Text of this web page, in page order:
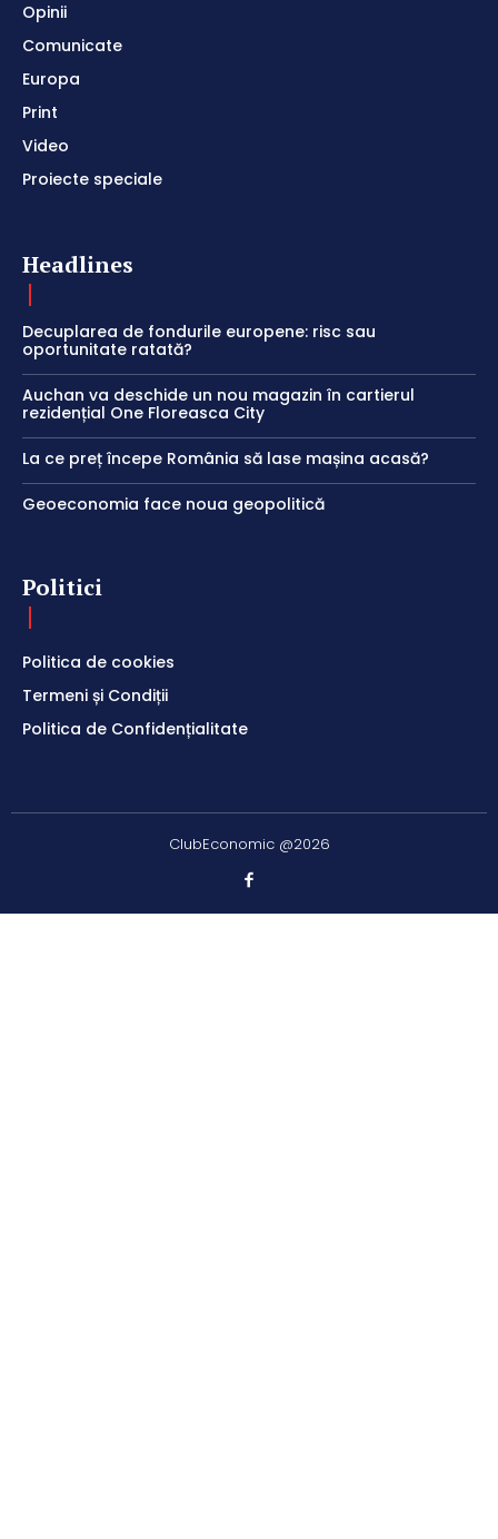
Opinii
Comunicate
Europa
Print
Video
Proiecte speciale
Headlines
Decuplarea de fondurile europene: risc sau
oportunitate ratată?
Auchan va deschide un nou magazin în cartierul
rezidențial One Floreasca City
La ce preț începe România să lase mașina acasă?
Geoeconomia face noua geopolitică
Politici
Politica de cookies
Termeni și Condiții
Politica de Confidențialitate
ClubEconomic @2026